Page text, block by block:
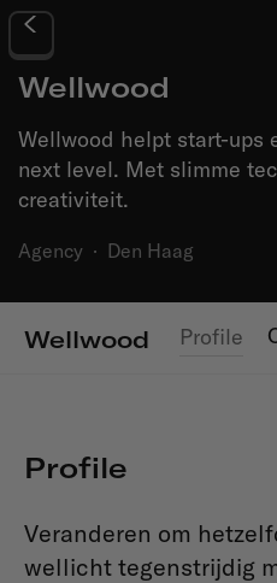
Wellwood
Wellwood helpt start-ups
next level. Met slimme
creativiteit.
Agency · Den Haag
Wellwood Profile
Profile
Veranderen om
wellicht tegenstrijdig